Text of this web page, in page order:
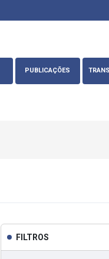
PUBLICAÇÕES
FILTROS